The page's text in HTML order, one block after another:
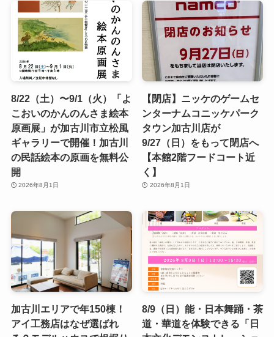
8/22（土）〜9/1（火）「よ
こおいのかんのんさま絵本
原画展」が加古川市立松風
ギャラリーで開催！加古川
の民話絵本の原画を無料公
開
2026年8月1日
【閉店】ニッケのゲームセ
ンターナムコニッケパーク
タウン加古川店が
9/27（日）をもって閉店へ
【本館2階フードコート近
く】
2026年8月1日
加古川エリアで年150棟！
アイ工務店はなぜ選ばれ
8/9（日）能・日本舞踊・茶
道・華道を体験できる「日